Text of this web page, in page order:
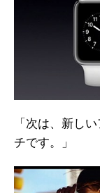
「次は、新し
チです。」